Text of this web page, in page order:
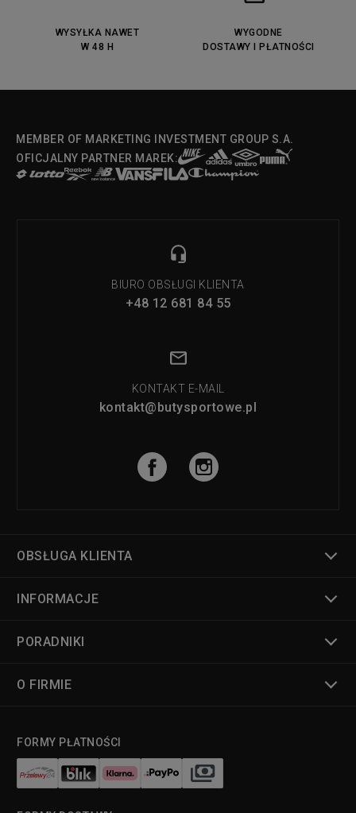
WYSYŁKA NAWET
W 48 H
WYGODNE
DOSTAWY I PŁATNOŚCI
MEMBER OF MARKETING INVESTMENT GROUP S.A.
OFICJALNY PARTNER MAREK:
BIURO OBSŁUGI KLIENTA
+48 12 681 84 55
KONTAKT E-MAIL
kontakt@butysportowe.pl
OBSŁUGA KLIENTA
INFORMACJE
PORADNIKI
O FIRMIE
FORMY PŁATNOŚCI